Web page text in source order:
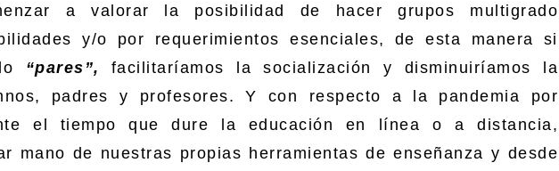
a valorar la posibilidad de hacer grupos multigrado
y/o por requerimientos esenciales, de esta manera si
“pares”,
facilitaríamos la socialización y disminuiríamos la
padres y profesores. Y con respecto a la pandemia por
el tiempo que dure la educación en línea o a distancia,
mano de nuestras propias herramientas de enseñanza y desde